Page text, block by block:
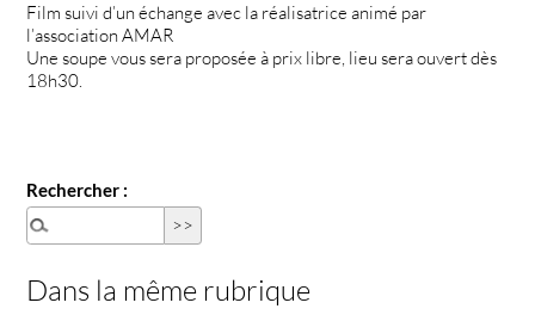
Film suivi d’un échange avec la réalisatrice animé par
l’association AMAR
Une soupe vous sera proposée à prix libre, lieu sera ouvert dès
18h30.
Rechercher :
Dans la même rubrique